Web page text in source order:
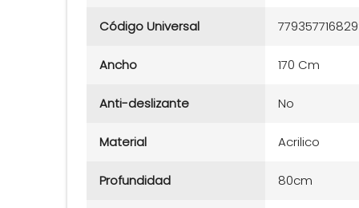
Código Universal
Ancho 170 Cm
Anti-deslizante No
Material Acrilico
Profundidad 80cm